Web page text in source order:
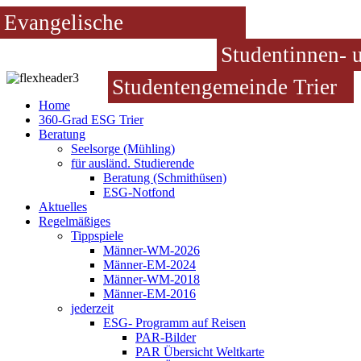
Evangelische
Studentinnen-
Studentengemeinde Trier
Home
360-Grad ESG Trier
Beratung
Seelsorge (Mühling)
für ausländ. Studierende
Beratung (Schmithüsen)
ESG-Notfond
Aktuelles
Regelmäßiges
Tippspiele
Männer-WM-2026
Männer-EM-2024
Männer-WM-2018
Männer-EM-2016
jederzeit
ESG- Programm auf Reisen
PAR-Bilder
PAR Übersicht Weltkarte